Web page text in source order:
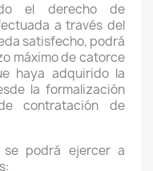
el derecho de
a través del
satisfecho, podrá
máximo de catorce
haya adquirido la
la formalización
contratación de
se podrá ejercer a